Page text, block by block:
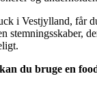
i Vestjylland, får
stemningsskaber,
du bruge en